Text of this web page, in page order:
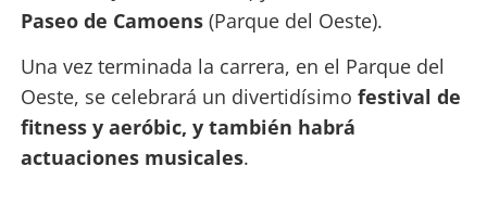
Paseo de Camoens(Parque del Oeste).
Una vez terminada la carrera, en el Parque del
Oeste, se celebrará un divertidísimo festival de
fitness y aeróbic, y también habrá
actuaciones musicales.